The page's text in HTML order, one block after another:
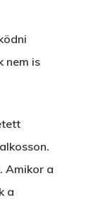
nem is
Amikor a
a
A Balta
Az Van!
A Hűtlen
an optional,
off canvas
Salient
Dr